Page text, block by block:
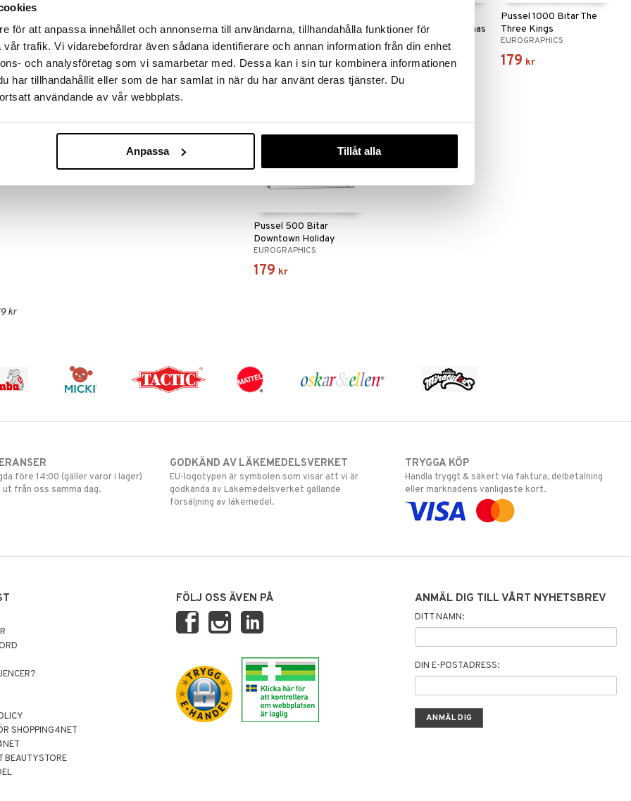
för att anpassa innehållet och annonserna till användarna, tillhandahålla funktioner för
trafik. Vi vidarebefordrar även sådana identifierare och annan information från din enhet
och analysföretag som vi samarbetar med. Dessa kan i sin tur kombinera informationen
har tillhandahållit eller som de har samlat in när du har använt deras tjänster. Du
användande av vår webbplats.
Anpassa Tillåt alla
från eldstaden och en festlig gran prydd
under julhelgen då pusslet har stora bitar
till.
konstverk till liv, vilket gör det till ett
pusselsamling som helst!
kr
Christmas Ornaments
EUROGRAPHICS
179 kr
Getting Ready Christmas
EUROGRAPHICS
179 kr
Pussel 1000 Bitar The
Three Kings
EUROGRAPHICS
179 kr
Pussel 500 Bitar
Downtown Holiday
Festival
EUROGRAPHICS
179 kr
före 14:00 (gäller varor i lager)
från oss samma dag.
GODKÄND AV LÄKEMEDELSVERKET
EU-logotypen är symbolen som visar att vi är
godkända av Läkemedelsverket gällande
försäljning av läkemedel.
TRYGGA KÖP
Handla tryggt & säkert via faktura, delbetalning
eller marknadens vanligaste kort.
SHOPPING4NET
BEAUTYSTORE
FÖLJ OSS ÄVEN PÅ ANMÄL DIG TILL VÅRT NYHETSBREV
DITT NAMN:
DIN E-POSTADRESS: